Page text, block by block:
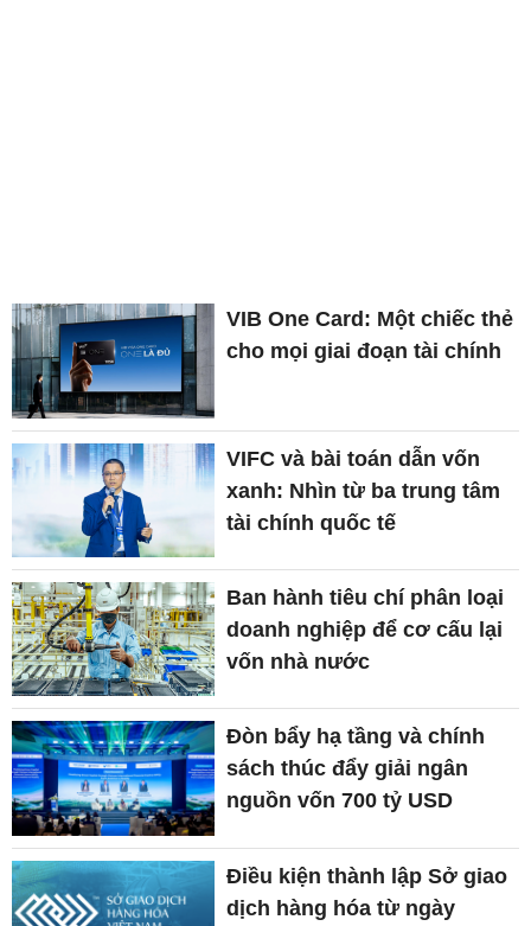
VIB One Card: Một chiếc thẻ
cho mọi giai đoạn tài chính
VIFC và bài toán dẫn vốn
xanh: Nhìn từ ba trung tâm
tài chính quốc tế
Ban hành tiêu chí phân loại
doanh nghiệp để cơ cấu lại
vốn nhà nước
Đòn bẩy hạ tầng và chính
sách thúc đẩy giải ngân
nguồn vốn 700 tỷ USD
Điều kiện thành lập Sở giao
dịch hàng hóa từ ngày